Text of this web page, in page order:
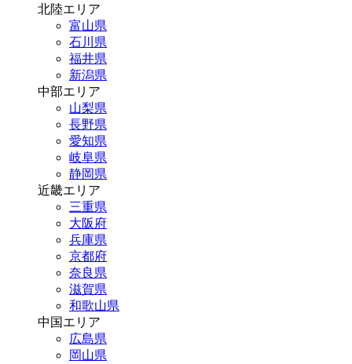
北陸エリア
富山県
石川県
福井県
新潟県
中部エリア
山梨県
長野県
愛知県
岐阜県
静岡県
近畿エリア
三重県
大阪府
兵庫県
京都府
奈良県
滋賀県
和歌山県
中国エリア
広島県
岡山県